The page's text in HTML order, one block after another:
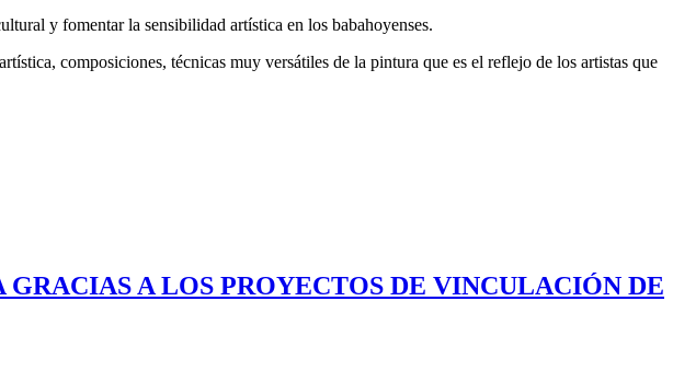
y fomentar la sensibilidad artística en los babahoyenses.
composiciones, técnicas muy versátiles de la pintura que es el reflejo de los artistas que
A LOS PROYECTOS DE VINCULACIÓN DE